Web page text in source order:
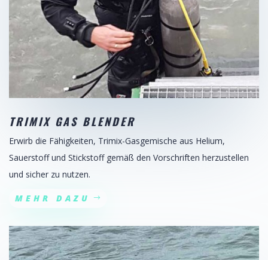
TRIMIX GAS BLENDER
Erwirb die Fähigkeiten, Trimix-Gasgemische aus Helium,
Sauerstoff und Stickstoff gemäß den Vorschriften herzustellen
und sicher zu nutzen.
MEHR DAZU